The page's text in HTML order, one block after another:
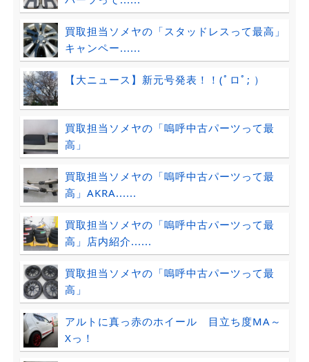
買取担当ソメヤの「スタッドレスって最高」
キャンペー......
【大ニュース】新元号発表！！(ﾟロﾟ; ）
買取担当ソメヤの「嗚呼中古パーツって最
高」
買取担当ソメヤの「嗚呼中古パーツって最
高」AKRA......
買取担当ソメヤの「嗚呼中古パーツって最
高」店内紹介......
買取担当ソメヤの「嗚呼中古パーツって最
高」
アルトに真っ赤のホイール 目立ち度MA～
Xっ！